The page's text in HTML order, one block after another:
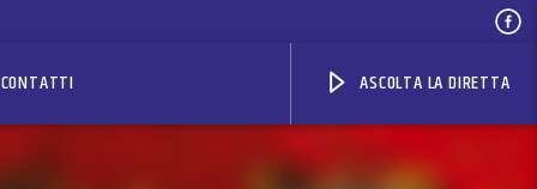
CONTATTI ASCOLTA LA DIRETTA